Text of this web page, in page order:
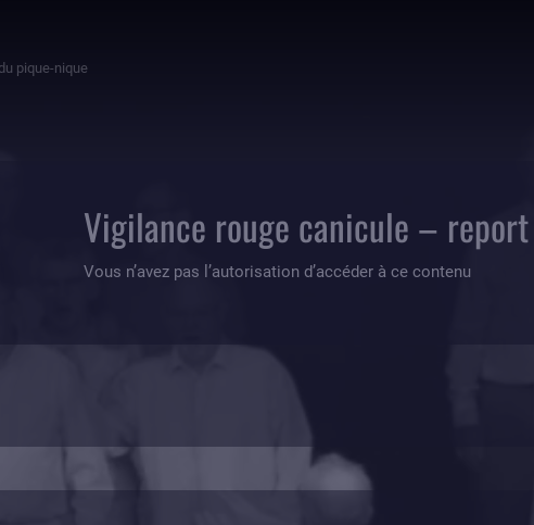
pique-nique
Vigilance rouge canicule –
Vous n’avez pas l’autorisation d’accéder à ce contenu